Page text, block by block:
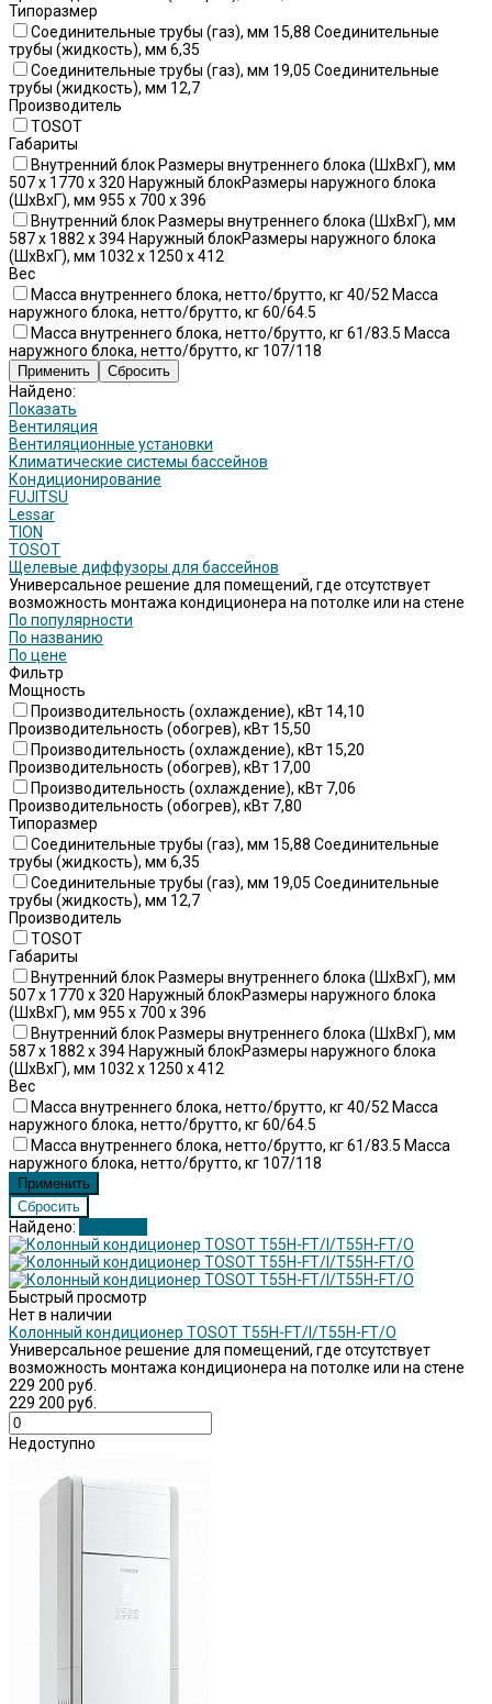
Типоразмер
Соединительные трубы (газ), мм 15,88 Соединительные
трубы (жидкость), мм 6,35
Соединительные трубы (газ), мм 19,05 Соединительные
трубы (жидкость), мм 12,7
Производитель
TOSOT
Габариты
Внутренний блок Размеры внутреннего блока (ШхВхГ), мм
507 x 1770 x 320 Наружный блокРазмеры наружного блока
(ШхВхГ), мм 955 x 700 x 396
Внутренний блок Размеры внутреннего блока (ШхВхГ), мм
587 x 1882 x 394 Наружный блокРазмеры наружного блока
(ШхВхГ), мм 1032 x 1250 x 412
Вес
Масса внутреннего блока, нетто/брутто, кг 40/52 Масса
наружного блока, нетто/брутто, кг 60/64.5
Масса внутреннего блока, нетто/брутто, кг 61/83.5 Масса
наружного блока, нетто/брутто, кг 107/118
Найдено:
Показать
Вентиляция
Вентиляционные установки
Климатические системы бассейнов
Кондиционирование
FUJITSU
Lessar
TION
TOSOT
Щелевые диффузоры для бассейнов
Универсальное решение для помещений, где отсутствует
возможность монтажа кондиционера на потолке или на стене
По популярности
По названию
По цене
Фильтр
Мощность
Производительность (охлаждение), кВт 14,10
Производительность (обогрев), кВт 15,50
Производительность (охлаждение), кВт 15,20
Производительность (обогрев), кВт 17,00
Производительность (охлаждение), кВт 7,06
Производительность (обогрев), кВт 7,80
Типоразмер
Соединительные трубы (газ), мм 15,88 Соединительные
трубы (жидкость), мм 6,35
Соединительные трубы (газ), мм 19,05 Соединительные
трубы (жидкость), мм 12,7
Производитель
TOSOT
Габариты
Внутренний блок Размеры внутреннего блока (ШхВхГ), мм
507 x 1770 x 320 Наружный блокРазмеры наружного блока
(ШхВхГ), мм 955 x 700 x 396
Внутренний блок Размеры внутреннего блока (ШхВхГ), мм
587 x 1882 x 394 Наружный блокРазмеры наружного блока
(ШхВхГ), мм 1032 x 1250 x 412
Вес
Масса внутреннего блока, нетто/брутто, кг 40/52 Масса
наружного блока, нетто/брутто, кг 60/64.5
Масса внутреннего блока, нетто/брутто, кг 61/83.5 Масса
наружного блока, нетто/брутто, кг 107/118
Найдено:
Быстрый просмотр
Нет в наличии
Колонный кондиционер TOSOT Т55H-FT/I/Т55H-FT/O
Универсальное решение для помещений, где отсутствует
возможность монтажа кондиционера на потолке или на стене
229 200 руб.
229 200 руб.
Недоступно